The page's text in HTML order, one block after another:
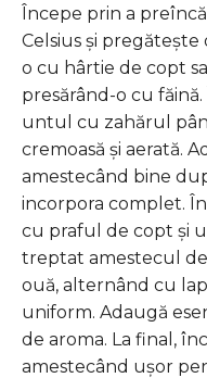
Începe prin a
Celsius și
o cu hârtie de copt
presărând-o cu
untul cu zahărul
cremoasă și aerată.
amestecând bine
incorpora complet.
cu praful de copt și
treptat amestecul
ouă, alternând cu
uniform. Adaugă
de aroma. La final,
amestecând ușor